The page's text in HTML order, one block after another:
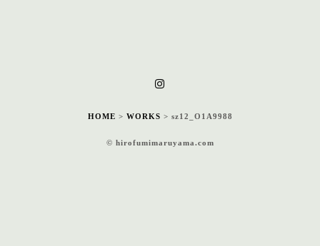
HOME > WORKS > sz12_O1A9988
© hirofumimaruyama.com